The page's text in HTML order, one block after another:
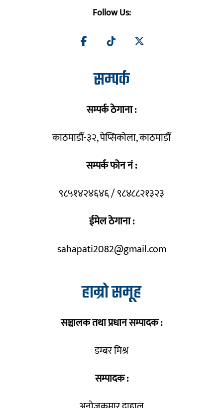
Follow Us:
सम्पर्क
सम्पर्क ठेगाना :
काठमाडौँ-३२, पेप्सिकोला, काठमाडौँ
सम्पर्क फोन नं :
९८५१४२४६४६ / ९८४८८२१३२३
ईमेल ठेगाना :
sahapati2082@gmail.com
हाम्रो समूह
सञ्चालक तथा प्रधान सम्पादक :
डम्बर मिश्र
सम्पादक :